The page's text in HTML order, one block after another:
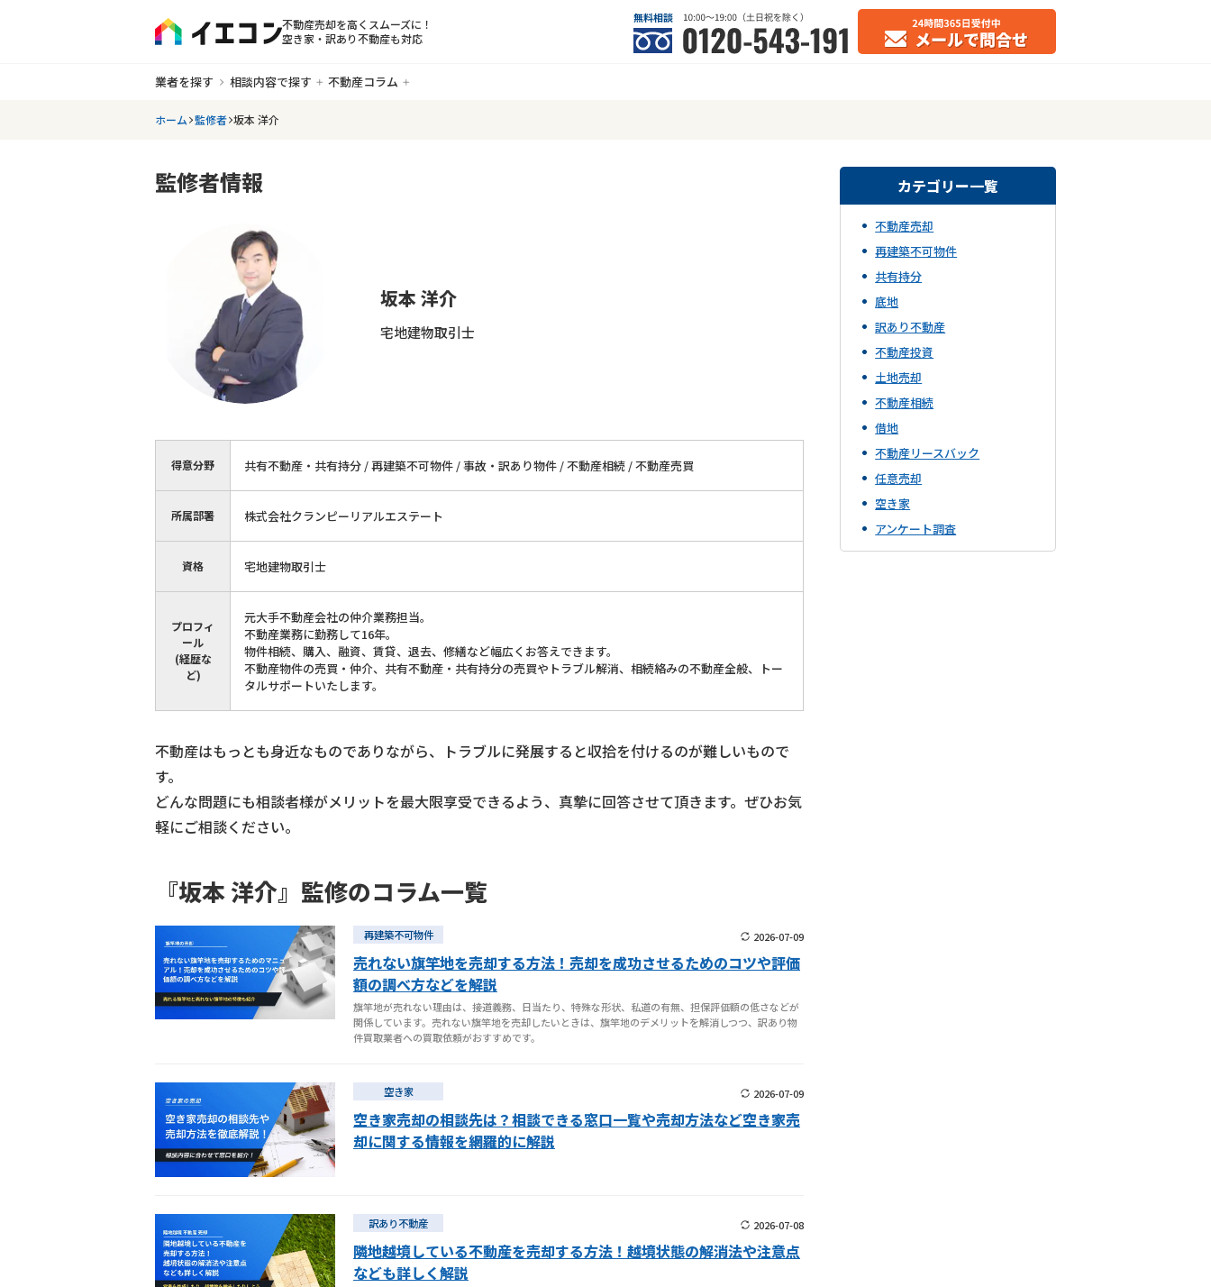
不動産売却を高くスムーズに！
空き家・訳あり不動産も対応
業者を探す 相談内容で探す 不動産コラム
ホーム 監修者 坂本 洋介
監修者情報
坂本 洋介
宅地建物取引士
得意分野 共有不動産・共有持分 / 再建築不可物件 / 事故・訳あり物件 / 不動産相続 / 不動産売買
所属部署 株式会社クランピーリアルエステート
資格 宅地建物取引士
プロフィ
ール
(経歴な
ど)
元大手不動産会社の仲介業務担当。
不動産業務に勤務して16年。
物件相続、購入、融資、賃貸、退去、修繕など幅広くお答えできます。
不動産物件の売買・仲介、共有不動産・共有持分の売買やトラブル解消、相続絡みの不動産全般、トー
タルサポートいたします。
不動産はもっとも身近なものでありながら、トラブルに発展すると収拾を付けるのが難しいもので
す。
どんな問題にも相談者様がメリットを最大限享受できるよう、真摯に回答させて頂きます。ぜひお気
軽にご相談ください。
『坂本 洋介』監修のコラム一覧
再建築不可物件 2026-07-09
売れない旗竿地を売却する方法！売却を成功させるためのコツや評価
額の調べ方などを解説
旗竿地が売れない理由は、接道義務、日当たり、特殊な形状、私道の有無、担保評価額の低さなどが
関係しています。売れない旗竿地を売却したいときは、旗竿地のデメリットを解消しつつ、訳あり物
件買取業者への買取依頼がおすすめです。
空き家 2026-07-09
空き家売却の相談先は？相談できる窓口一覧や売却方法など空き家売
却に関する情報を網羅的に解説
訳あり不動産 2026-07-08
隣地越境している不動産を売却する方法！越境状態の解消法や注意点
なども詳しく解説
カテゴリー一覧
不動産売却
再建築不可物件
共有持分
底地
訳あり不動産
不動産投資
土地売却
不動産相続
借地
不動産リースバック
任意売却
空き家
アンケート調査